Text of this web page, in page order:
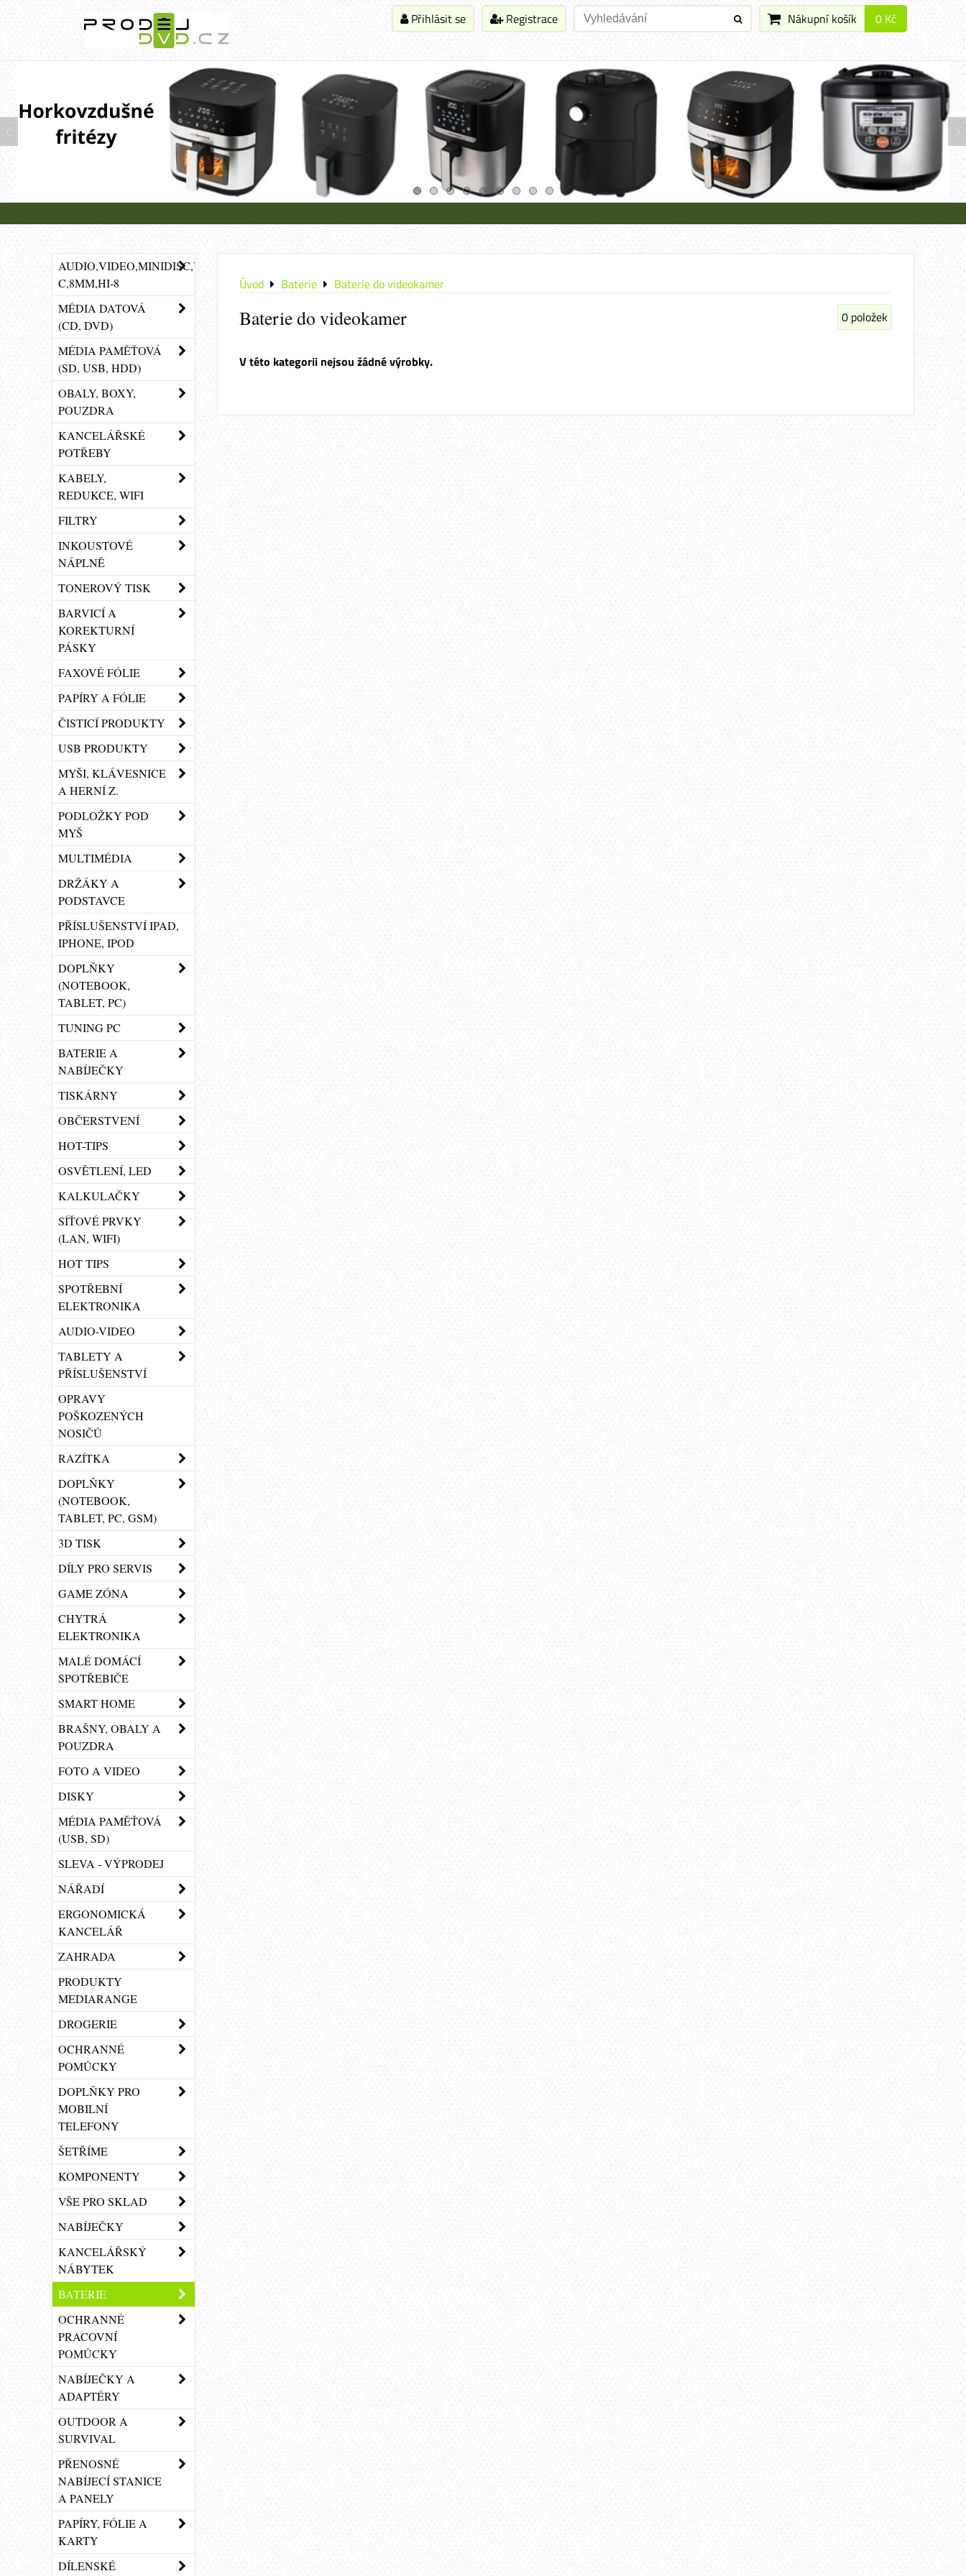
Přihlásit se Registrace Nákupní košík 0 Kč
Úvod Baterie Baterie do videokamer
Baterie do videokamer 0 položek
AUDIO,VIDEO,MINIDISC,VHS-
C,8MM,HI-8
MÉDIA DATOVÁ
(CD, DVD)
MÉDIA PAMĚŤOVÁ
(SD, USB, HDD)
OBALY, BOXY,
POUZDRA
KANCELÁŘSKÉ
POTŘEBY
KABELY,
REDUKCE, WIFI
FILTRY
INKOUSTOVÉ
NÁPLNĚ
TONEROVÝ TISK
BARVICÍ A
KOREKTURNÍ
PÁSKY
FAXOVÉ FÓLIE
PAPÍRY A FÓLIE
ČISTICÍ PRODUKTY
USB PRODUKTY
MYŠI, KLÁVESNICE
A HERNÍ Z.
PODLOŽKY POD
MYŠ
MULTIMÉDIA
DRŽÁKY A
PODSTAVCE
PŘÍSLUŠENSTVÍ IPAD,
IPHONE, IPOD
DOPLŇKY
(NOTEBOOK,
TABLET, PC)
TUNING PC
BATERIE A
NABÍJEČKY
TISKÁRNY
OBČERSTVENÍ
HOT-TIPS
OSVĚTLENÍ, LED
KALKULAČKY
SÍŤOVÉ PRVKY
(LAN, WIFI)
HOT TIPS
SPOTŘEBNÍ
ELEKTRONIKA
AUDIO-VIDEO
TABLETY A
PŘÍSLUŠENSTVÍ
OPRAVY
POŠKOZENÝCH
NOSIČŮ
RAZÍTKA
DOPLŇKY
(NOTEBOOK,
TABLET, PC, GSM)
3D TISK
DÍLY PRO SERVIS
GAME ZÓNA
CHYTRÁ
ELEKTRONIKA
MALÉ DOMÁCÍ
SPOTŘEBIČE
SMART HOME
BRAŠNY, OBALY A
POUZDRA
FOTO A VIDEO
DISKY
MÉDIA PAMĚŤOVÁ
(USB, SD)
SLEVA - VÝPRODEJ
NÁŘADÍ
ERGONOMICKÁ
KANCELÁŘ
ZAHRADA
PRODUKTY
MEDIARANGE
DROGERIE
OCHRANNÉ
POMŮCKY
DOPLŇKY PRO
MOBILNÍ
TELEFONY
ŠETŘÍME
KOMPONENTY
VŠE PRO SKLAD
NABÍJEČKY
KANCELÁŘSKÝ
NÁBYTEK
BATERIE
OCHRANNÉ
PRACOVNÍ
POMŮCKY
NABÍJEČKY A
ADAPTÉRY
OUTDOOR A
SURVIVAL
PŘENOSNÉ
NABÍJECÍ STANICE
A PANELY
PAPÍRY, FÓLIE A
KARTY
DÍLENSKÉ